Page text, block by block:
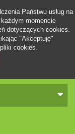
Państwu usług na
momencie
dotyczących cookies.
"Akceptuję"
cookies.